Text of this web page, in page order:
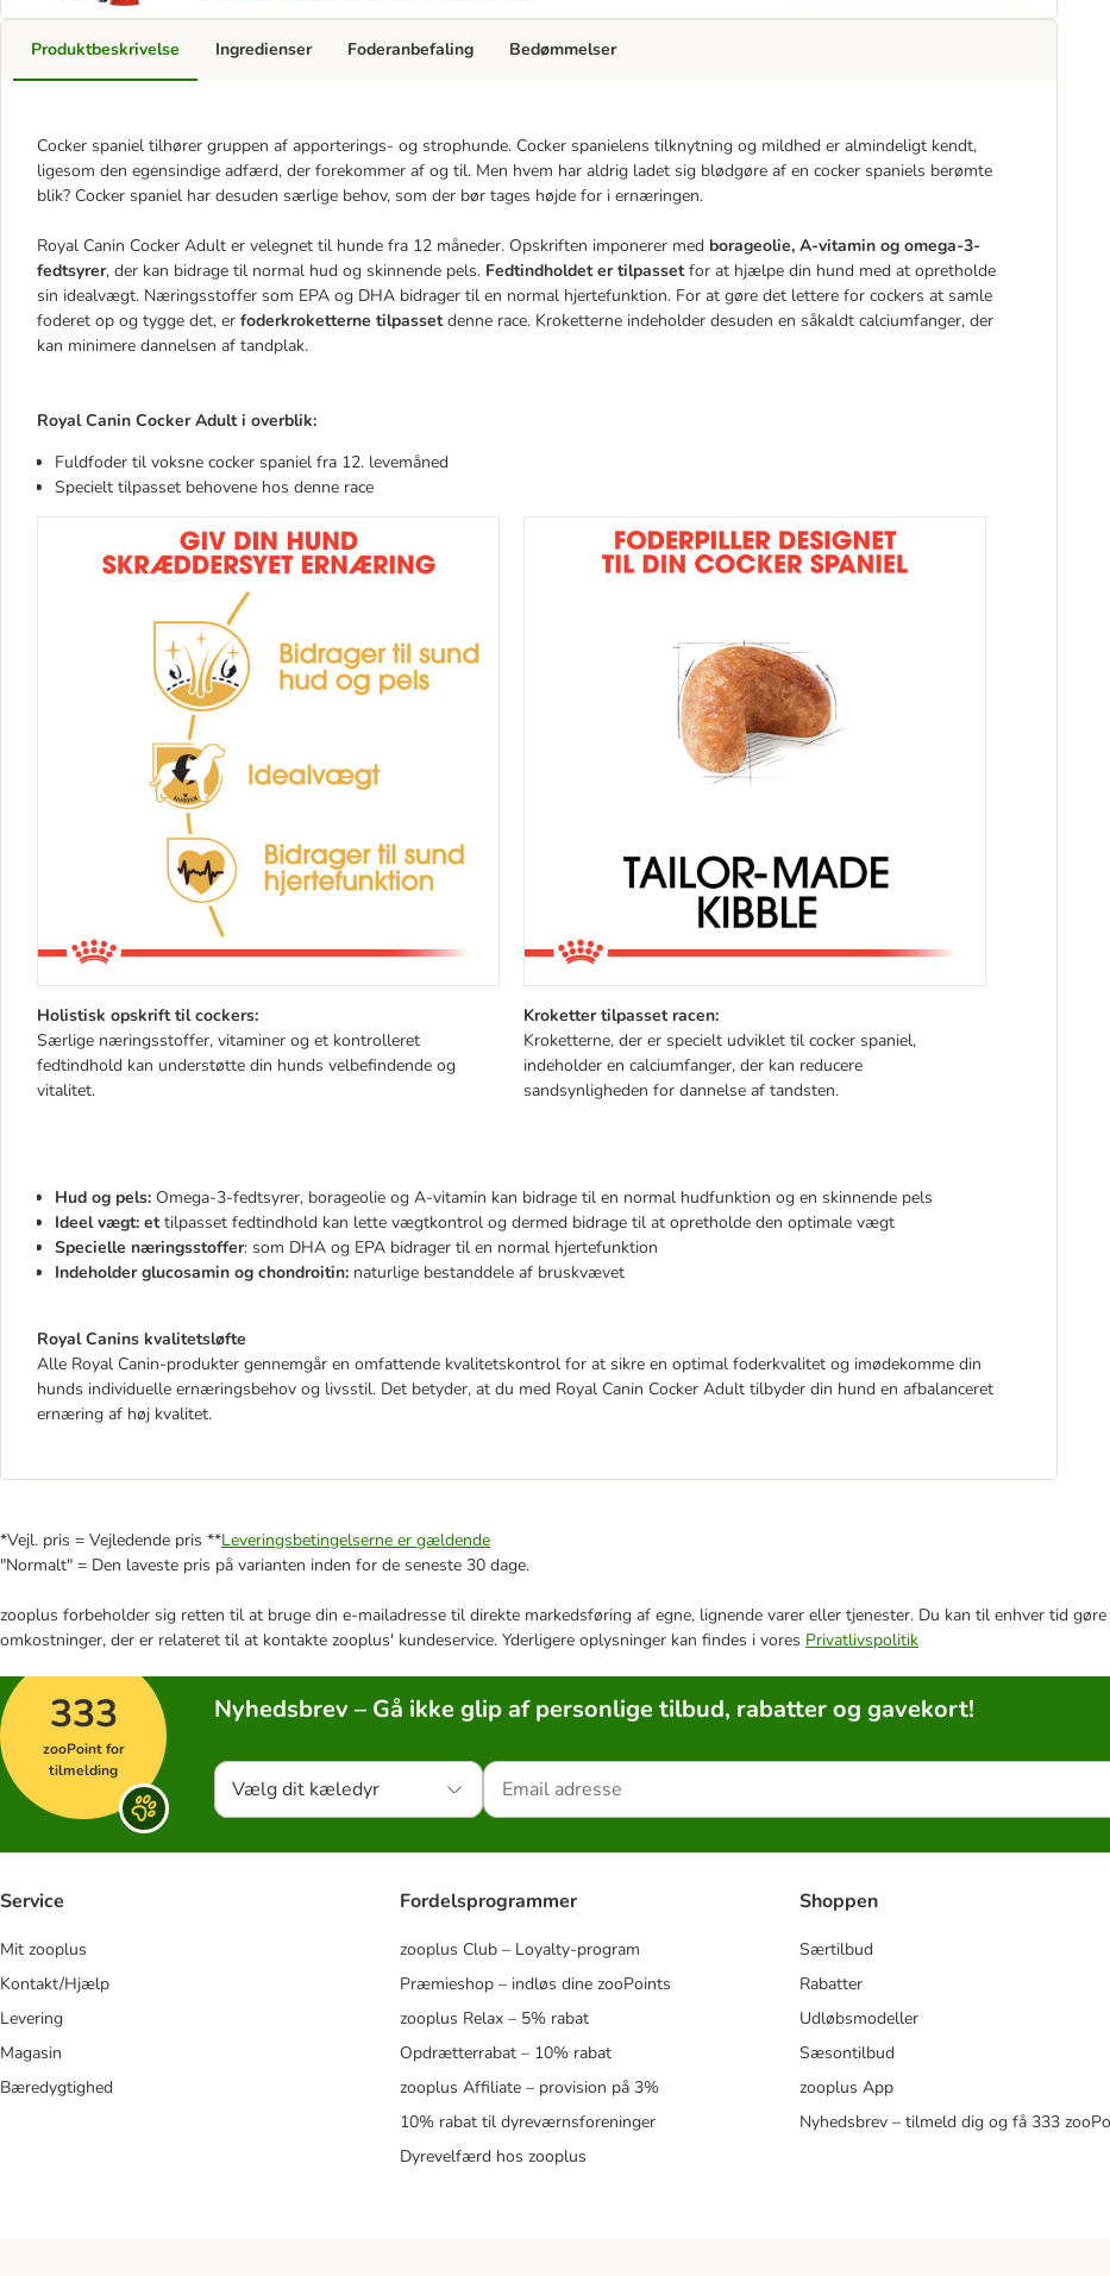
Produktbeskrivelse
Cocker spaniel tilhører gruppen af apporterings- og strophunde. Cocker spanielens tilknytning og mildhed er almindeligt kendt,
ligesom den egensindige adfærd, der forekommer af og til. Men hvem har aldrig ladet sig blødgøre af en cocker spaniels berømte
blik? Cocker spaniel har desuden særlige behov, som der bør tages højde for i ernæringen.
Royal Canin Cocker Adult er velegnet til hunde fra 12 måneder. Opskriften imponerer med borageolie, A-vitamin og omega-3-
fedtsyrer, der kan bidrage til normal hud og skinnende pels. Fedtindholdet er tilpassetfor at hjælpe din hund med at opretholde
sin idealvægt. Næringsstoffer som EPA og DHA bidrager til en normal hjertefunktion. For at gøre det lettere for cockers at samle
foderet op og tygge det, er foderkroketterne tilpassetdenne race. Kroketterne indeholder desuden en såkaldt calciumfanger, der
kan minimere dannelsen af tandplak.
Royal Canin Cocker Adult i overblik:
Fuldfoder til voksne cocker spaniel fra 12. levemåned
Specielt tilpasset behovene hos denne race
Holistisk opskrift til cockers:
Særlige næringsstoffer, vitaminer og et kontrolleret
fedtindhold kan understøtte din hunds velbefindende og
vitalitet.
Kroketter tilpasset racen:
Kroketterne, der er specielt udviklet til cocker spaniel,
indeholder en calciumfanger, der kan reducere
sandsynligheden for dannelse af tandsten.
Hud og pels: Omega-3-fedtsyrer, borageolie og A-vitamin kan bidrage til en normal hudfunktion og en skinnende pels
Ideel vægt: ettilpasset fedtindhold kan lette vægtkontrol og dermed bidrage til at opretholde den optimale vægt
Specielle næringsstoffer: som DHA og EPA bidrager til en normal hjertefunktion
Indeholder glucosamin og chondroitin: naturlige bestanddele af bruskvævet
Royal Canins kvalitetsløfte
Alle Royal Canin-produkter gennemgår en omfattende kvalitetskontrol for at sikre en optimal foderkvalitet og imødekomme din
hunds individuelle ernæringsbehov og livsstil. Det betyder, at du med Royal Canin Cocker Adult tilbyder din hund en afbalanceret
ernæring af høj kvalitet.
Ingredienser Foderanbefaling Bedømmelser
*Vejl. pris = Vejledende pris **Leveringsbetingelserne er gældende
"Normalt" = Den laveste pris på varianten inden for de seneste 30 dage.
zooplus forbeholder sig retten til at bruge din e-mailadresse til direkte markedsføring af egne, lignende varer eller tjenester. Du kan til enhver tid
omkostninger, der er relateret til at kontakte zooplus' kundeservice. Yderligere oplysninger kan findes i vores Privatlivspolitik
333
zooPoint for
tilmelding
Nyhedsbrev – Gå ikke glip af personlige tilbud, rabatter og gavekort!
Vælg dit kæledyr
Service
Mit zooplus
Kontakt/Hjælp
Levering
Magasin
Bæredygtighed
Fordelsprogrammer
zooplus Club – Loyalty-program
Præmieshop – indløs dine zooPoints
zooplus Relax – 5% rabat
Opdrætterrabat – 10% rabat
zooplus Affiliate – provision på 3%
10% rabat til dyreværnsforeninger
Dyrevelfærd hos zooplus
Shoppen
Særtilbud
Rabatter
Udløbsmodeller
Sæsontilbud
zooplus App
Nyhedsbrev – tilmeld dig og få 333